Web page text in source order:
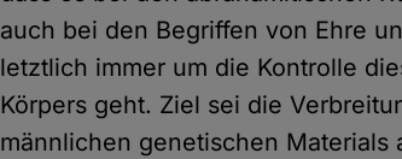
auch bei den Begriffen von Ehre
letztlich immer um die Kontrolle
Körpers geht. Ziel sei die
männlichen genetischen Materials